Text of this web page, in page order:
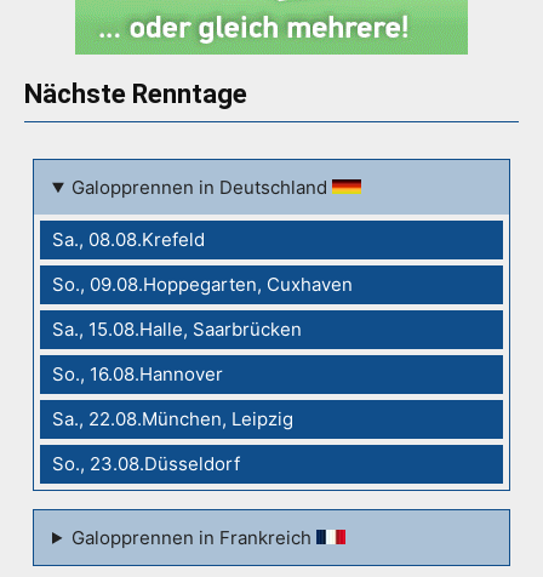
Nächste Renntage
Galopprennen in Deutschland
Sa., 08.08.Krefeld
So., 09.08.Hoppegarten, Cuxhaven
Sa., 15.08.Halle, Saarbrücken
So., 16.08.Hannover
Sa., 22.08.München, Leipzig
So., 23.08.Düsseldorf
Galopprennen in Frankreich